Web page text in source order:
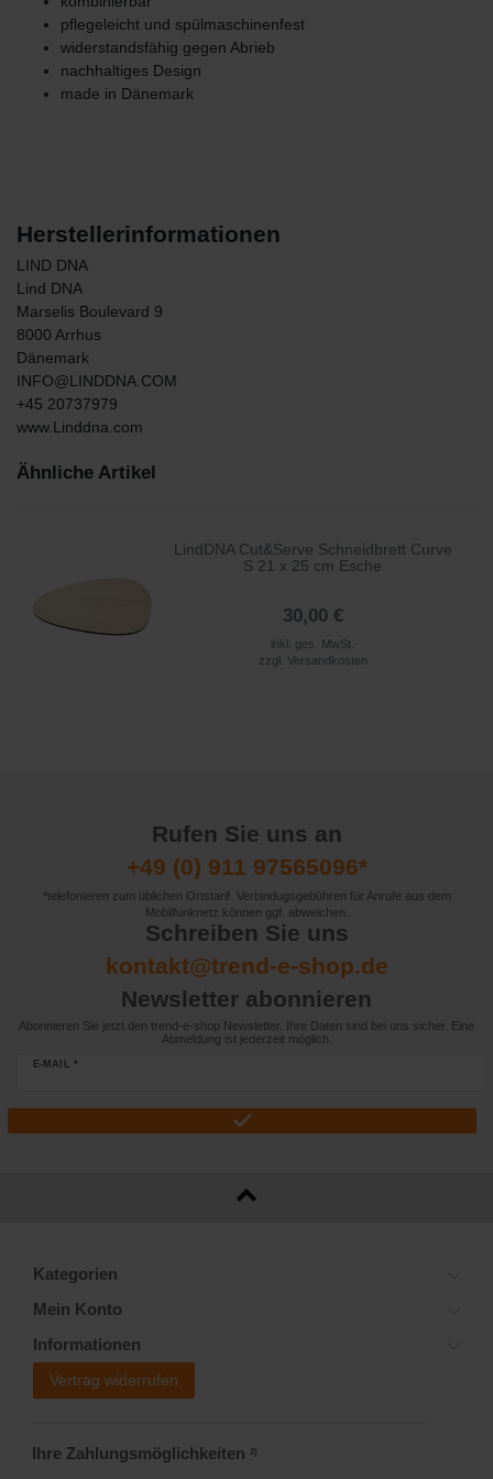
pflegeleicht und spülmaschinenfest
widerstandsfähig gegen Abrieb
nachhaltiges Design
made in Dänemark
Herstellerinformationen
LIND DNA
Lind DNA
Marselis Boulevard 9
8000 Arrhus
Dänemark
INFO@LINDDNA.COM
+45 20737979
www.Linddna.com
Ähnliche Artikel
LindDNA Cut&Serve Schneidbrett Curve
S 21 x 25 cm Esche
30,00 €
inkl. ges. MwSt.
zzgl. Versandkosten
Rufen Sie uns an
+49 (0) 911 97565096*
*telefonieren zum üblichen Ortstarif. Verbindugsgebühren für Anrufe aus dem
Mobilfunknetz können ggf. abweichen.
Schreiben Sie uns
kontakt@trend-e-shop.de
Newsletter abonnieren
Abonnieren Sie jetzt den trend-e-shop Newsletter. Ihre Daten sind bei uns sicher. Eine
Abmeldung ist jederzeit möglich.
E-MAIL *
Kategorien
Mein Konto
Informationen
Vertrag widerrufen
Ihre Zahlungsmöglichkeiten 2)